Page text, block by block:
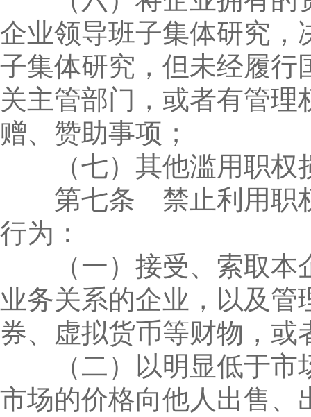
企业领导班子集体研究，
子集体研究，但未经履行
关主管部门，或者有管
赠、赞助事项；
（七）其他滥用职权
第七条 禁止利用职权
行为：
（一）接受、索取本
业务关系的企业，以及
券、虚拟货币等财物，
（二）以明显低于市
市场的价格向他人出售、